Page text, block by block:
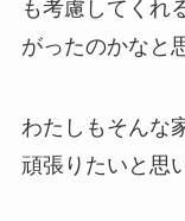
も考慮してくれ
がったのかなと
わたしもそんな
頑張りたいと思